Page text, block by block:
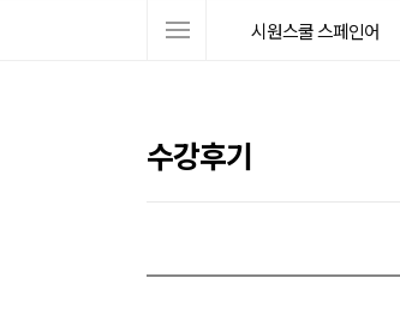
뉴
시원스쿨 스페인어
수강후기